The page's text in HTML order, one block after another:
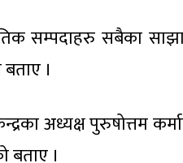
सम्पदाहरु सबैका
।
अध्यक्ष पुरुषोत्तम
बताए ।